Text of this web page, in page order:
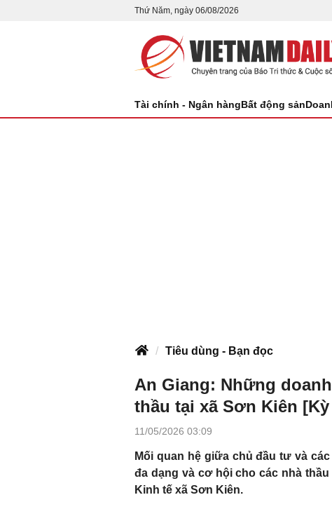
Thứ Năm, ngày 06/08/2026
Tài chính - Ngân hàngBất động sản
Tiêu dùng - Bạn đọc
An Giang: Những
thầu tại xã Sơn Kiên [Kỳ
11/05/2026 03:09
Mối quan hệ giữa chủ đầu tư và
đa dạng và cơ hội cho các nhà
Kinh tế xã Sơn Kiên.